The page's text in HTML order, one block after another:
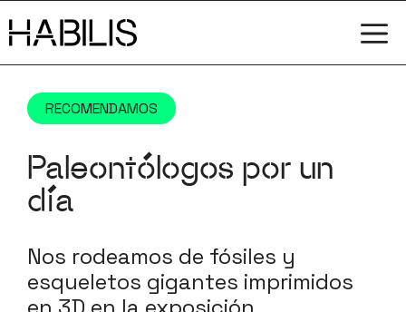
al
RECOMENDAMOS
Paleontólogos por un
día
Nos rodeamos de fósiles y
esqueletos gigantes imprimidos